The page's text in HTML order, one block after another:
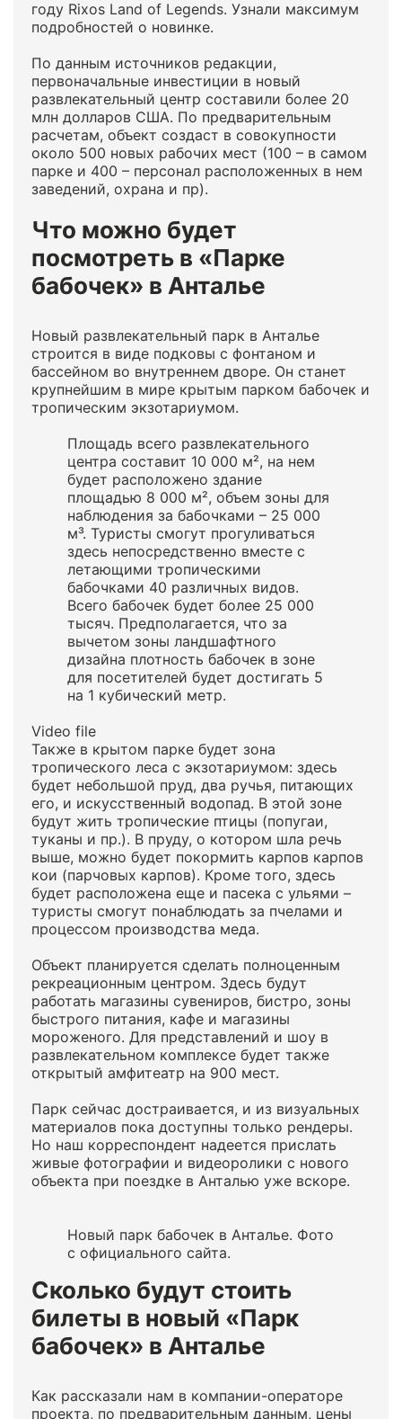
году Rixos Land of Legends. Узнали максимум
подробностей о новинке.
По данным источников редакции,
первоначальные инвестиции в новый
развлекательный центр составили более 20
млн долларов США. По предварительным
расчетам, объект создаст в совокупности
около 500 новых рабочих мест (100 – в самом
парке и 400 – персонал расположенных в нем
заведений, охрана и пр).
Что можно будет
посмотреть в «Парке
бабочек» в Анталье
Новый развлекательный парк в Анталье
строится в виде подковы с фонтаном и
бассейном во внутреннем дворе. Он станет
крупнейшим в мире крытым парком бабочек и
тропическим экзотариумом.
Площадь всего развлекательного
центра составит 10 000 м², на нем
будет расположено здание
площадью 8 000 м², объем зоны для
наблюдения за бабочками – 25 000
м³. Туристы смогут прогуливаться
здесь непосредственно вместе с
летающими тропическими
бабочками 40 различных видов.
Всего бабочек будет более 25 000
тысяч. Предполагается, что за
вычетом зоны ландшафтного
дизайна плотность бабочек в зоне
для посетителей будет достигать 5
на 1 кубический метр.
Video file
Также в крытом парке будет зона
тропического леса с экзотариумом: здесь
будет небольшой пруд, два ручья, питающих
его, и искусственный водопад. В этой зоне
будут жить тропические птицы (попугаи,
туканы и пр.). В пруду, о котором шла речь
выше, можно будет покормить карпов карпов
кои (парчовых карпов). Кроме того, здесь
будет расположена еще и пасека с ульями –
туристы смогут понаблюдать за пчелами и
процессом производства меда.
Объект планируется сделать полноценным
рекреационным центром. Здесь будут
работать магазины сувениров, бистро, зоны
быстрого питания, кафе и магазины
мороженого. Для представлений и шоу в
развлекательном комплексе будет также
открытый амфитеатр на 900 мест.
Парк сейчас достраивается, и из визуальных
материалов пока доступны только рендеры.
Но наш корреспондент надеется прислать
живые фотографии и видеоролики с нового
объекта при поездке в Анталью уже вскоре.
Новый парк бабочек в Анталье. Фото
с официального сайта.
Сколько будут стоить
билеты в новый «Парк
бабочек» в Анталье
Как рассказали нам в компании-операторе
проекта, по предварительным данным, цены